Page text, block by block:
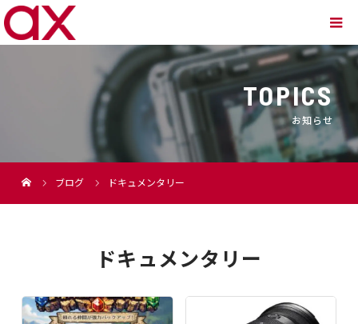
TOPICS
お知らせ
ブログ ドキュメンタリー
ドキュメンタリー